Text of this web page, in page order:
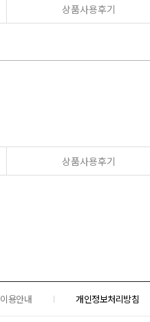
상품사용후기
상품사용후기
이용안내 개인정보처리방침